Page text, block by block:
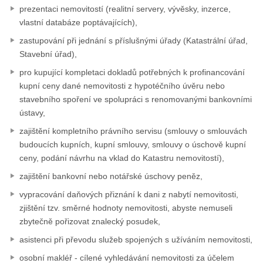
prezentaci nemovitostí (realitní servery, vývěsky, inzerce,
vlastní databáze poptávajících),
zastupování při jednání s příslušnými úřady (Katastrální úřad,
Stavební úřad),
pro kupující kompletaci dokladů potřebných k profinancování
kupní ceny dané nemovitosti z hypotéčního úvěru nebo
stavebního spoření ve spolupráci s renomovanými bankovními
ústavy,
zajištění kompletního právního servisu (smlouvy o smlouvách
budoucích kupních, kupní smlouvy, smlouvy o úschově kupní
ceny, podání návrhu na vklad do Katastru nemovitostí),
zajištění bankovní nebo notářské úschovy peněz,
vypracování daňových přiznání k dani z nabytí nemovitosti,
zjištění tzv. směrné hodnoty nemovitosti, abyste nemuseli
zbytečně pořizovat znalecký posudek,
asistenci při převodu služeb spojených s užíváním nemovitosti,
osobní makléř - cílené vyhledávání nemovitosti za účelem